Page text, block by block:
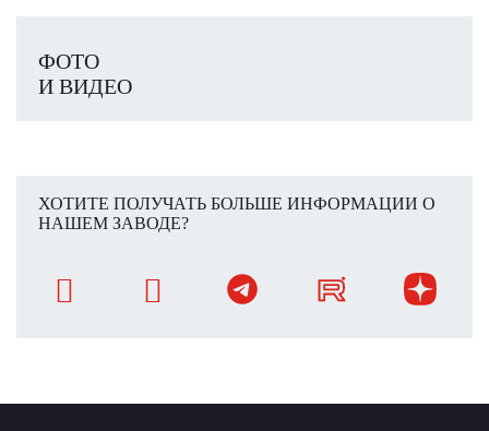
ФОТО
И ВИДЕО
ХОТИТЕ ПОЛУЧАТЬ БОЛЬШЕ ИНФОРМАЦИИ О
НАШЕМ ЗАВОДЕ?